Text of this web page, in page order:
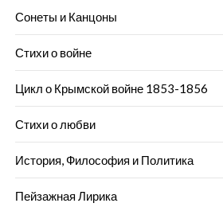
Сонеты и Канцоны
Стихи о войне
Цикл о Крымской войне 1853-1856
Стихи о любви
История, Философия и Политика
Пейзажна​я Лирика